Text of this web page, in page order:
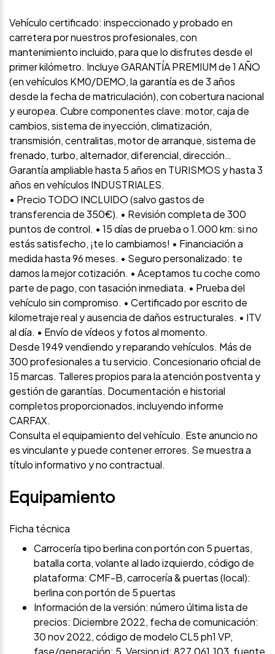
Vehículo certificado: inspeccionado y probado en
carretera por nuestros profesionales, con
mantenimiento incluido, para que lo disfrutes desde el
primer kilómetro. Incluye GARANTÍA PREMIUM de 1 AÑO
(en vehículos KM0/DEMO, la garantía es de 3 años
desde la fecha de matriculación), con cobertura nacional
y europea. Cubre componentes clave: motor, caja de
cambios, sistema de inyección, climatización,
transmisión, centralitas, motor de arranque, sistema de
frenado, turbo, alternador, diferencial, dirección…
Garantía ampliable hasta 5 años en TURISMOS y hasta 3
años en vehículos INDUSTRIALES.
• Precio TODO INCLUIDO (salvo gastos de
transferencia de 350€). • Revisión completa de 300
puntos de control. • 15 días de prueba o 1.000 km: si no
estás satisfecho, ¡te lo cambiamos! • Financiación a
medida hasta 96 meses. • Seguro personalizado: te
damos la mejor cotización. • Aceptamos tu coche como
parte de pago, con tasación inmediata. • Prueba del
vehículo sin compromiso. • Certificado por escrito de
kilometraje real y ausencia de daños estructurales. • ITV
al día. • Envío de vídeos y fotos al momento.
Desde 1949 vendiendo y reparando vehículos. Más de
300 profesionales a tu servicio. Concesionario oficial de
15 marcas. Talleres propios para la atención postventa y
gestión de garantías. Documentación e historial
completos proporcionados, incluyendo informe
CARFAX.
Consulta el equipamiento del vehículo. Este anuncio no
es vinculante y puede contener errores. Se muestra a
título informativo y no contractual.
Equipamiento
Ficha técnica
Carrocería tipo berlina con portón con 5 puertas,
batalla corta, volante al lado izquierdo, código de
plataforma: CMF-B, carrocería & puertas (local):
berlina con portón de 5 puertas
Información de la versión: número última lista de
precios: Diciembre 2022, fecha de comunicación:
30 nov 2022, código de modelo CL5 ph1 VP,
fase/generación: 5, Version id: 827.061.103, fuente